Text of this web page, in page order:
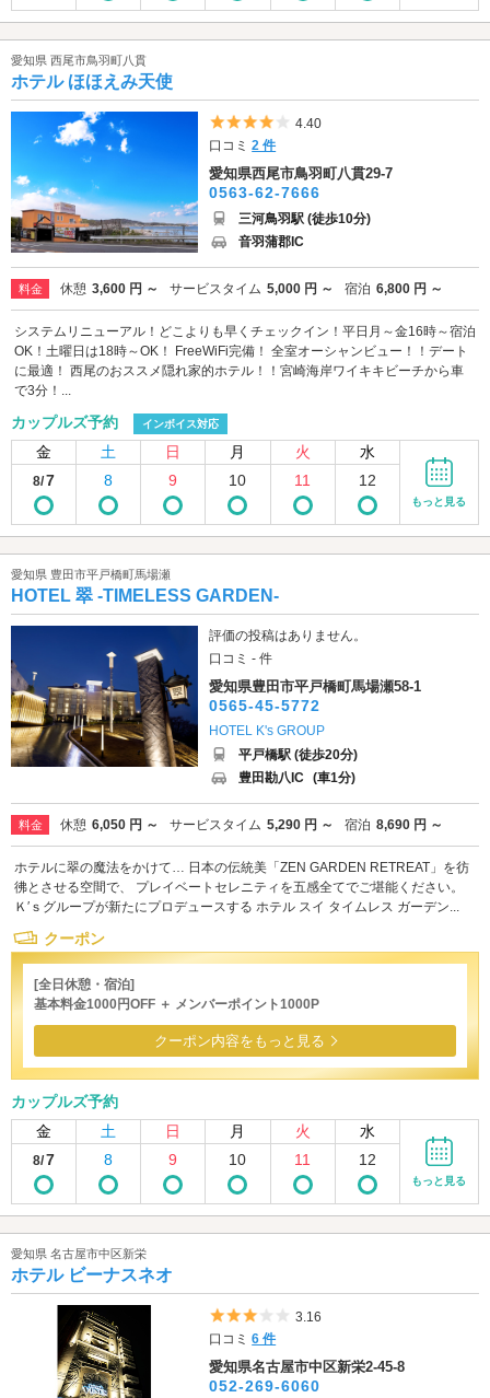
愛知県 西尾市鳥羽町八貫
ホテル ほほえみ天使
5つ星のうち4
4.40
口コミ2 件
愛知県西尾市鳥羽町八貫29-7
0563-62-7666
三河鳥羽駅 (徒歩10分)
音羽蒲郡IC
料金 休憩 3,600 円 ～ サービスタイム 5,000 円 ～ 宿泊 6,800 円 ～
システムリニューアル！どこよりも早くチェックイン！平日月～金16時～宿泊
OK！土曜日は18時～OK！ FreeWiFi完備！ 全室オーシャンビュー！！デート
に最適！ 西尾のおススメ隠れ家的ホテル！！宮崎海岸ワイキキビーチから車
で3分！...
カップルズ予約 インボイス対応
金 土 日 月 火 水
8/7 8 9 10 11 12
もっと見る
愛知県 豊田市平戸橋町馬場瀬
HOTEL 翠 -TIMELESS GARDEN-
評価の投稿はありません。
口コミ - 件
愛知県豊田市平戸橋町馬場瀬58-1
0565-45-5772
HOTEL K's GROUP
平戸橋駅 (徒歩20分)
豊田勘八IC (車1分)
料金 休憩 6,050 円 ～ サービスタイム 5,290 円 ～ 宿泊 8,690 円 ～
ホテルに翠の魔法をかけて… 日本の伝統美「ZEN GARDEN RETREAT」を彷
彿とさせる空間で、 プレイベートセレニティを五感全てでご堪能ください。
Ｋ′ｓグループが新たにプロデュースする ホテル スイ タイムレス ガーデン...
クーポン
[全日休憩・宿泊]
基本料金1000円OFF ＋ メンバーポイント1000P
クーポン内容をもっと見る
カップルズ予約
金
土 日 月 火 水
8/7 8 9 10 11 12
もっと見る
愛知県 名古屋市中区新栄
ホテル ビーナスネオ
5つ星のうち3
3.16
口コミ6 件
愛知県名古屋市中区新栄2-45-8
052-269-6060